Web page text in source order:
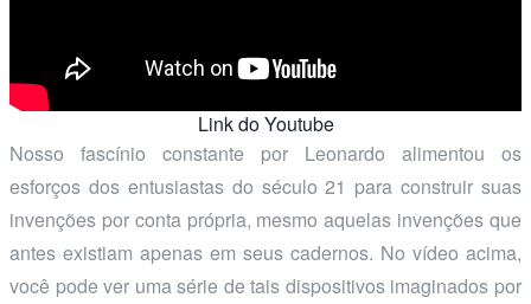
Link do Youtube
Nosso fascínio constante por Leonardo alimentou os
esforços dos entusiastas do século 21 para construir suas
invenções por conta própria, mesmo aquelas invenções que
antes existiam apenas em seus cadernos. No vídeo acima,
você pode ver uma série de tais dispositivos imaginados por